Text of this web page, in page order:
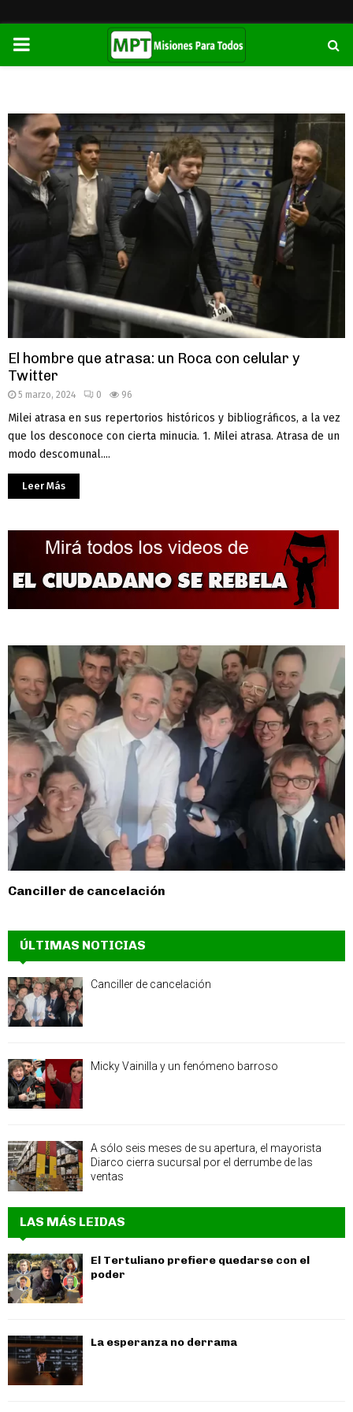
PRIMARY
El hombre que atrasa: un Roca con celular y
Twitter
5 marzo, 2024 0 96
Milei atrasa en sus repertorios históricos y bibliográficos, a la vez
que los desconoce con cierta minucia. 1. Milei atrasa. Atrasa de un
modo descomunal....
Leer Más
Canciller de cancelación
ÚLTIMAS NOTICIAS
Canciller de cancelación
Micky Vainilla y un fenómeno barroso
A sólo seis meses de su apertura, el mayorista
Diarco cierra sucursal por el derrumbe de las
ventas
LAS MÁS LEIDAS
El Tertuliano prefiere quedarse con el
poder
La esperanza no derrama